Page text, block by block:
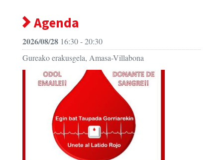
Agenda
2026/08/28 16:30 - 20:30
Gureako erakusgela, Amasa-Villabona